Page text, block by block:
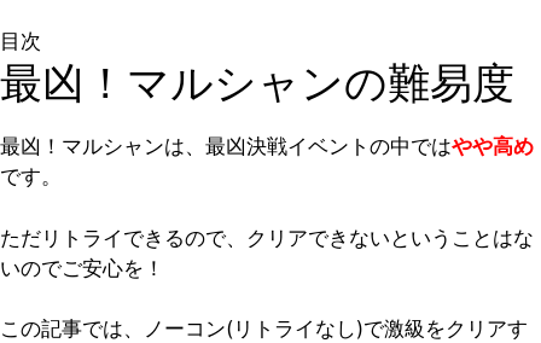
目次
最凶！マルシャンの難易度
最凶！マルシャンは、最凶決戦イベントの中ではやや高め
です。
ただリトライできるので、クリアできないということはな
いのでご安心を！
この記事では、ノーコン(リトライなし)で激級をクリアす